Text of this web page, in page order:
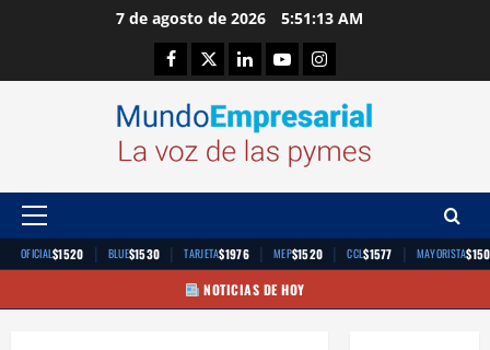
7 de agosto de 2026 5:51:13 AM
Facebook
TwitterLinkedinYoutubeInstagram
Menú
principal
OFICIAL$1520 | BLUE$1530 | TARJETA$1976 | MEP$1520 | CCL$1577 | MAYORISTA
NOTICIAS DE HOY